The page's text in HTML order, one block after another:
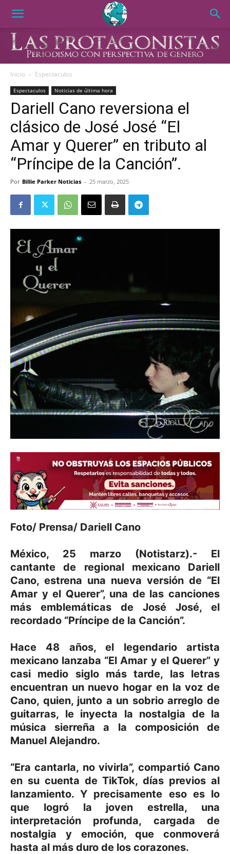
Inicio Espectaculos
Espectaculos Noticias de última hora
Dariell Cano reversiona el
clásico de José José “El
Amar y Querer” en tributo al
“Príncipe de la Canción”.
Por Billie Parker Noticias - 25 marzo, 2025
Foto/ Prensa/ Dariell Cano
México, 25 marzo (Notistarz).- El
cantante de regional mexicano Dariell
Cano, estrena una nueva versión de “El
Amar y el Querer”, una de las canciones
más emblemáticas de José José, el
recordado “Príncipe de la Canción”.
Hace 48 años, el legendario artista
mexicano lanzaba “El Amar y el Querer” y
casi medio siglo más tarde, las letras
encuentran un nuevo hogar en la voz de
Cano, quien, junto a un sobrio arreglo de
guitarras, le inyecta la nostalgia de la
música sierreña a la composición de
Manuel Alejandro.
“Era cantarla, no vivirla”, compartió Cano
en su cuenta de TikTok, días previos al
lanzamiento. Y precisamente eso es lo
que logró la joven estrella, una
interpretación profunda, cargada de
nostalgia y emoción, que conmoverá
hasta al más duro de los corazones.